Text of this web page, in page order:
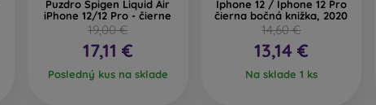
Puzdro Spigen Liquid Air
iPhone 12/12 Pro - čierne
19,00 €
17,11 €
Posledný kus na sklade
Iphone 12 / Iphone 12 Pro
čierna bočná knižka, 2020
14,60 €
13,14 €
Na sklade 1 ks